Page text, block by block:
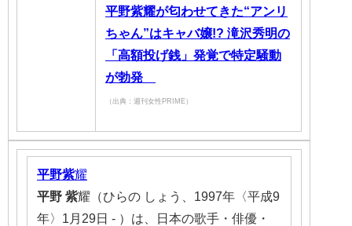
平野紫耀が匂わせてきた“アンリ
ちゃん”はキャバ嬢!? 滝沢秀明の
「高額投げ銭」発覚で特定騒動
が勃発
（出典：週刊女性PRIME）
平野紫耀
平野 紫耀（ひらの しょう、1997年〈平成9
年〉1月29日 - ）は、日本の歌手・俳優・